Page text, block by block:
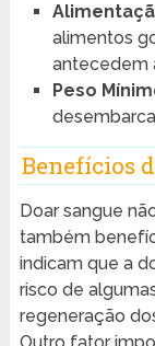
alimentos
antecedem
Peso
Benefícios
Doar sangue
também
indicam que a
risco de
regeneração
Outro fator